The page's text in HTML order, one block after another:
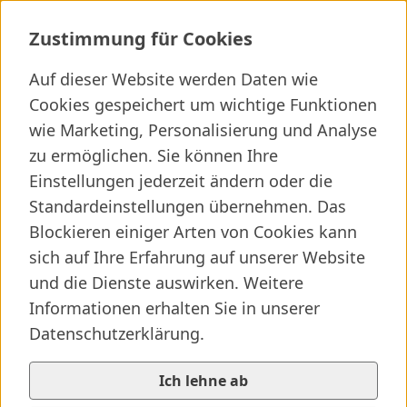
Zustimmung für Cookies
Auf dieser Website werden Daten wie
Cookies gespeichert um wichtige Funktionen
wie Marketing, Personalisierung und Analyse
zu ermöglichen. Sie können Ihre
Einstellungen jederzeit ändern oder die
Standardeinstellungen übernehmen. Das
Blockieren einiger Arten von Cookies kann
sich auf Ihre Erfahrung auf unserer Website
und die Dienste auswirken. Weitere
Informationen erhalten Sie in unserer
Datenschutzerklärung.
Ich lehne ab
Ich suche ...
Wichtige Links
Kliniken finden